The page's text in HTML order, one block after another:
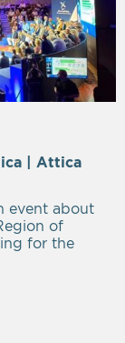
| Attica
event about
of
for the